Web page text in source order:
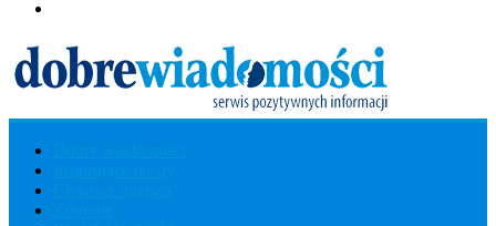
Dobre
Wiadomości